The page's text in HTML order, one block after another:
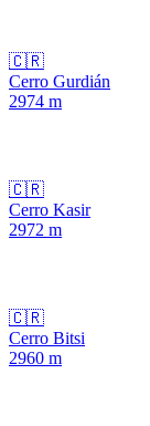
🇨🇷
Cerro Gurdián
2974 m
🇨🇷
Cerro Kasir
2972 m
🇨🇷
Cerro Bitsi
2960 m